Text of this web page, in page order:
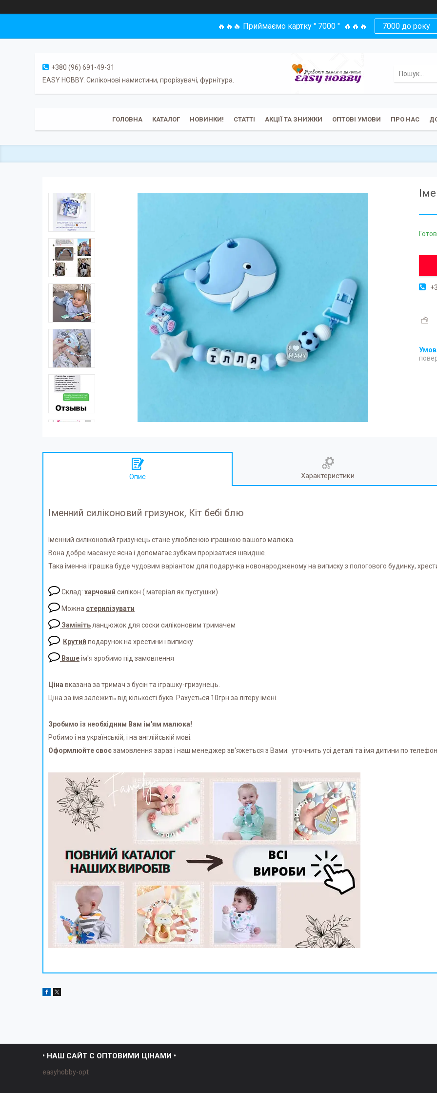
🔥🔥🔥 Приймаємо картку " 7000 " 🔥🔥🔥 7000 до року
+380 (96) 691-49-31
EASY HOBBY. Силіконові намистини, прорізувачі, фурнітура.
ГОЛОВНА КАТАЛОГ НОВИНКИ! СТАТТІ АКЦІЇ ТА ЗНИЖКИ ОПТОВІ УМОВИ ПРО НАС
Опис Характеристики
Іменний силіконовий гризунок, Кіт бебі блю
Іменний силіконовий гризунець стане улюбленою іграшкою вашого малюка.
Вона добре масажує ясна і допомагає зубкам прорізатися швидше.
Така іменна іграшка буде чудовим варіантом для подарунка новонародженому на виписку з пологового будинку,
Склад: харчовий силікон ( матеріал як пустушки)
Можна стерилізувати
Замінітьланцюжок для соски силіконовим тримачем
Крутий подарунок на хрестини і виписку
Вашеім'я зробимо під замовлення
Ціна вказана за тримач з бусін та іграшку-гризунець.
Ціна за імя залежить від кількості букв. Рахується 10грн за літеру імені.
Зробимо із необхідним Вам ім'ям малюка!
Робимо і на українській, і на англійській мові.
Оформлюйте своєзамовлення зараз і наш менеджер зв'яжеться з Вами: уточнить усі деталі та імя дитини по
• НАШ САЙТ С ОПТОВИМИ ЦІНАМИ •
easyhobby-opt